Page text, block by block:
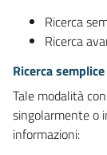
Ricerca
Ricerca
Ricerca semplice
Tale modalità
singolarmente o
informazioni: